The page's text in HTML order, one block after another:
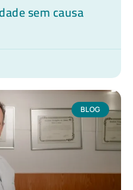
sem causa
BLOG